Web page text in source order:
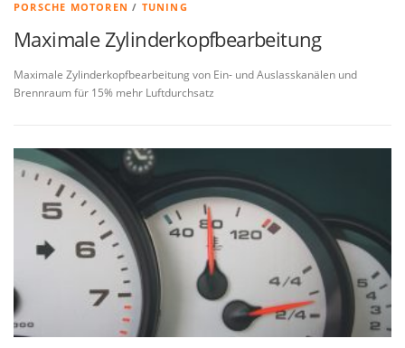
PORSCHE MOTOREN / TUNING
Maximale Zylinderkopfbearbeitung
Maximale Zylinderkopfbearbeitung von Ein- und Auslasskanälen und
Brennraum für 15% mehr Luftdurchsatz